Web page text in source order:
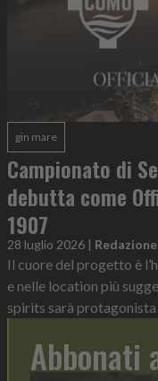
gin mare
Campionato di
debutta come
1907
28 luglio 2026 | Redazione
Il cuore del progetto è
e nelle location più
spirits sarà protagonista
Abbonati